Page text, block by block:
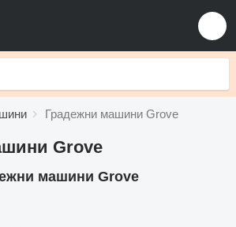
Градежни машини Grove
Grove
машини Grove